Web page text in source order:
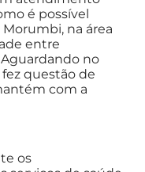
é possível
na área
entre
no
questão de
com a
os